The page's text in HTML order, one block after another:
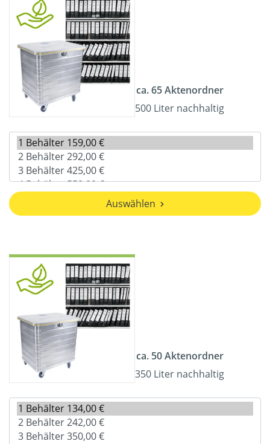
ca. 65 Aktenordner
500 Liter nachhaltig
Auswählen
ca. 50 Aktenordner
350 Liter nachhaltig